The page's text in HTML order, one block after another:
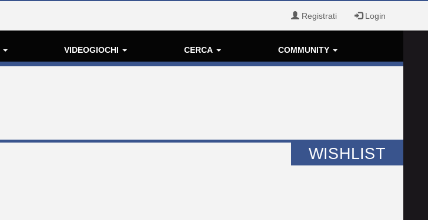
Registrati Login
VIDEOGIOCHI CERCA COMMUNITY
WISHLIST